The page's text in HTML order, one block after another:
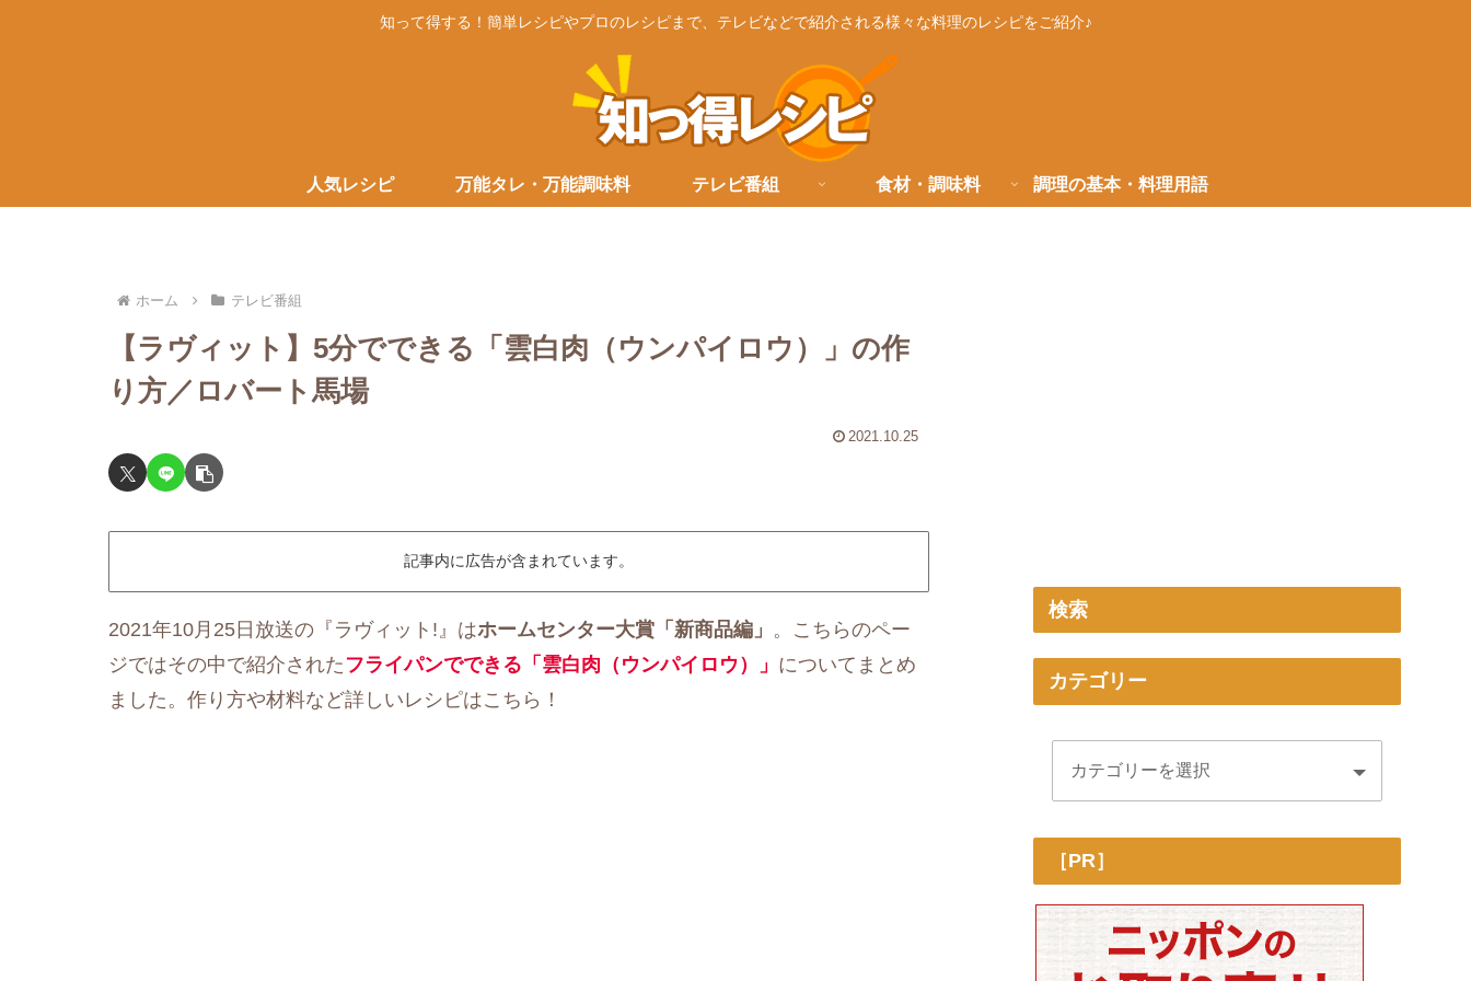
知って得する！簡単レシピやプロのレシピまで、テレビなどで紹介される様々な料理のレシピをご紹介♪
人気レシピ 万能タレ・万能調味料 テレビ番組 食材・調味料 調理の基本・料理用語
ホーム テレビ番組
【ラヴィット】5分でできる「雲白肉（ウンパイロウ）」の作
り方／ロバート馬場
2021.10.25
記事内に広告が含まれています。
2021年10月25日放送の『ラヴィット!』はホームセンター大賞「新商品編」 。こちらのペー
ジではその中で紹介された フライパンでできる「雲白肉（ウンパイロウ）」 についてまとめ
ました。作り方や材料など詳しいレシピはこちら！
検索
カテゴリー
［PR］